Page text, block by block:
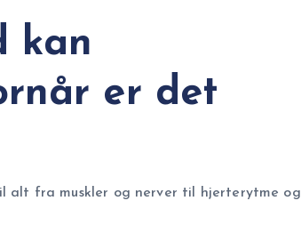
kan
er det
alt fra muskler og nerver til hjerterytme og